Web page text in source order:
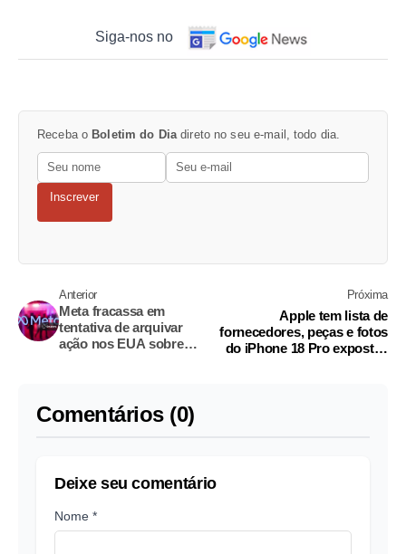
Siga-nos no
Receba o Boletim do Diadireto no seu e-mail, todo dia.
Inscrever
Anterior
Meta fracassa em
tentativa de arquivar
ação nos EUA sobre
Próxima
Apple tem lista de
fornecedores, peças e fotos
do iPhone 18 Pro expostas
Comentários (0)
Deixe seu comentário
Nome *